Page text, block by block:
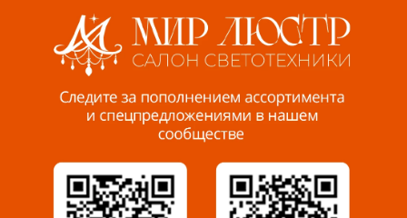
Пенза, ул. Пролетарская, 61 ТЦ "Стройбери"
Миасс, ул. Романенко, 95
8 922 500 30 39